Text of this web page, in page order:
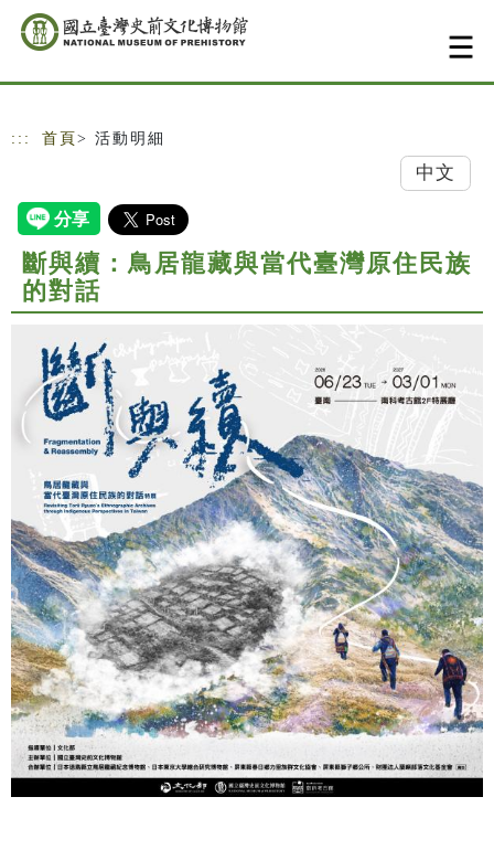
跳到主要內容
網站導覽
::: 首頁 > 活動明細
中文
斷與續：鳥居龍藏與當代臺灣原住民族
的對話